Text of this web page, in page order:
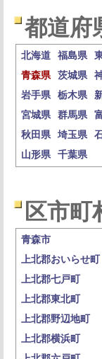
都道府
北海道 福島県
青森県
茨城県
岩手県
栃木県
宮城県
群馬県
秋田県
埼玉県
山形県
千葉県
区市町
青森市
上北郡おいらせ町
上北郡七戸町
上北郡東北町
上北郡野辺地町
上北郡横浜町